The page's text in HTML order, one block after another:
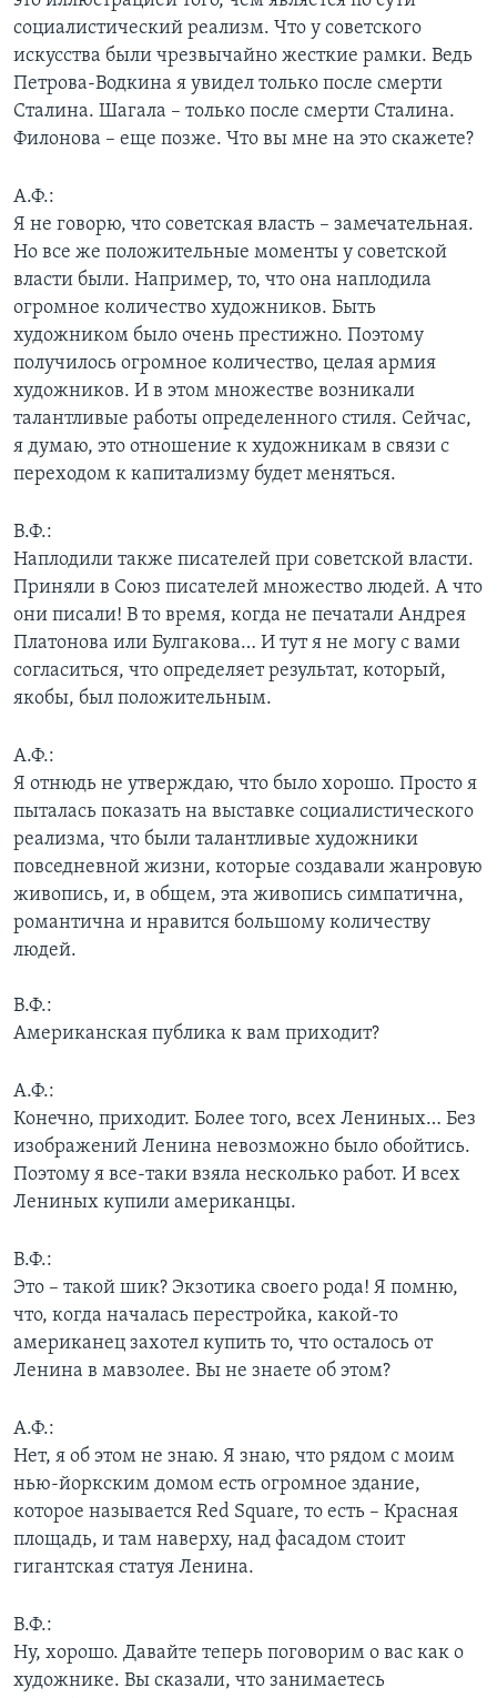
социалистический реализм. Что у советского
искусства были чрезвычайно жесткие рамки. Ведь
Петрова-Водкина я увидел только после смерти
Сталина. Шагала – только после смерти Сталина.
Филонова – еще позже. Что вы мне на это скажете?
А.Ф.:
Я не говорю, что советская власть – замечательная.
Но все же положительные моменты у советской
власти были. Например, то, что она наплодила
огромное количество художников. Быть
художником было очень престижно. Поэтому
получилось огромное количество, целая армия
художников. И в этом множестве возникали
талантливые работы определенного стиля. Сейчас,
я думаю, это отношение к художникам в связи с
переходом к капитализму будет меняться.
В.Ф.:
Наплодили также писателей при советской власти.
Приняли в Союз писателей множество людей. А что
они писали! В то время, когда не печатали Андрея
Платонова или Булгакова… И тут я не могу с вами
согласиться, что определяет результат, который,
якобы, был положительным.
А.Ф.:
Я отнюдь не утверждаю, что было хорошо. Просто я
пыталась показать на выставке социалистического
реализма, что были талантливые художники
повседневной жизни, которые создавали жанровую
живопись, и, в общем, эта живопись симпатична,
романтична и нравится большому количеству
людей.
В.Ф.:
Американская публика к вам приходит?
А.Ф.:
Конечно, приходит. Более того, всех Лениных… Без
изображений Ленина невозможно было обойтись.
Поэтому я все-таки взяла несколько работ. И всех
Лениных купили американцы.
В.Ф.:
Это – такой шик? Экзотика своего рода! Я помню,
что, когда началась перестройка, какой-то
американец захотел купить то, что осталось от
Ленина в мавзолее. Вы не знаете об этом?
А.Ф.:
Нет, я об этом не знаю. Я знаю, что рядом с моим
нью-йоркским домом есть огромное здание,
которое называется Red Square, то есть – Красная
площадь, и там наверху, над фасадом стоит
гигантская статуя Ленина.
В.Ф.:
Ну, хорошо. Давайте теперь поговорим о вас как о
художнике. Вы сказали, что занимаетесь